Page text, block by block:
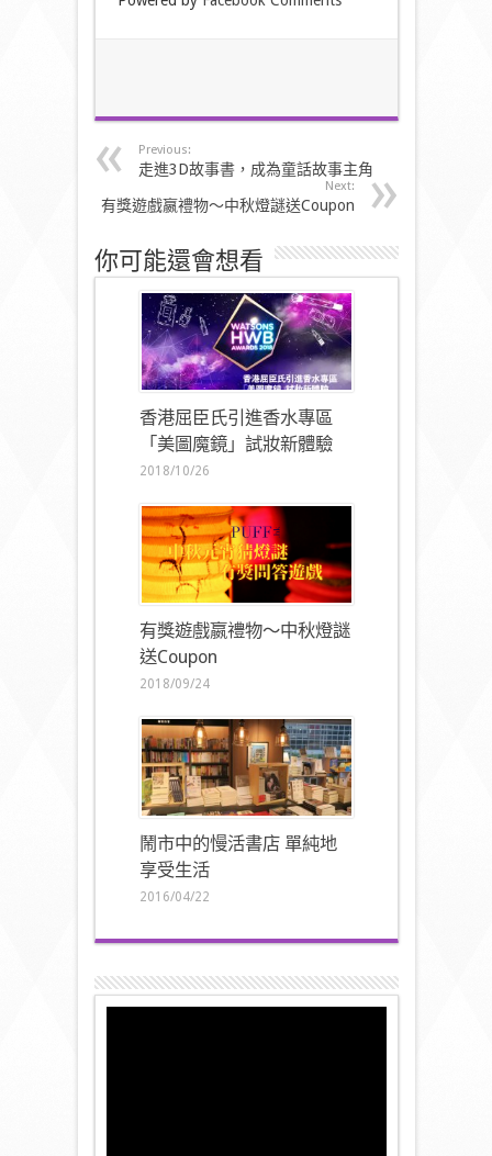
Previous:
走進3D故事書，成為童話故事主角
Next:
有獎遊戲嬴禮物～中秋燈謎送Coupon
你可能還會想看
香港屈臣氏引進香水專區
「美圖魔鏡」試妝新體驗
2018/10/26
有獎遊戲嬴禮物～中秋燈謎
送Coupon
2018/09/24
鬧市中的慢活書店 單純地
享受生活
2016/04/22